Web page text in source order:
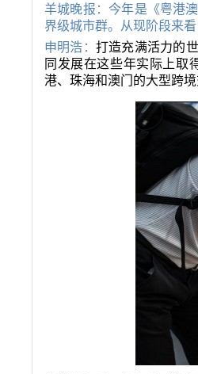
羊城晚报：今年是《粤港
界级城市群。从现阶段来
申明浩： 打造充满活力的
同发展在这些年实际上取
港、珠海和澳门的大型跨